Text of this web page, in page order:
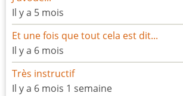
Il y a 5 mois
Et une fois que tout cela est dit...
Il y a 6 mois
Très instructif
Il y a 6 mois 1 semaine